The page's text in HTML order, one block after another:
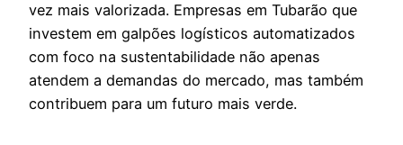
vez mais valorizada. Empresas em Tubarão que
investem em galpões logísticos automatizados
com foco na sustentabilidade não apenas
atendem a demandas do mercado, mas também
contribuem para um futuro mais verde.